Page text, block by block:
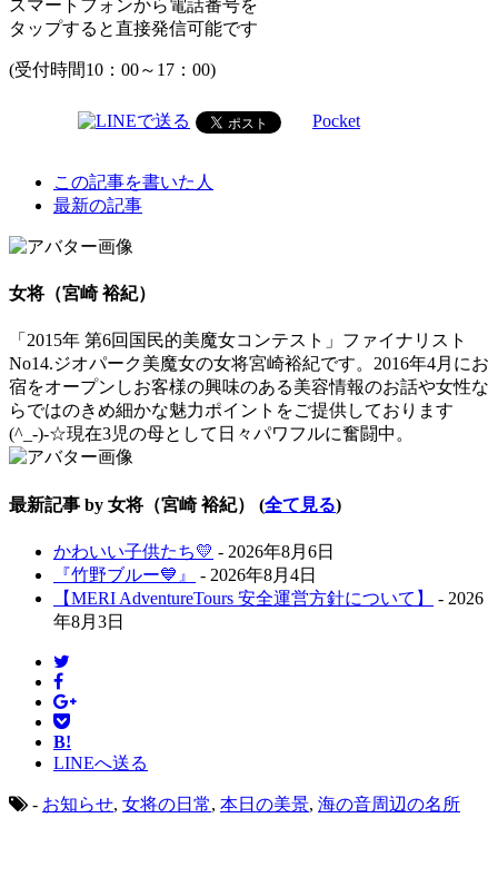
スマートフォンから電話番号を
タップすると直接発信可能です
(受付時間10：00～17：00)
Pocket
following
tabs
change
content
below.
この記事を書いた人
最新の記事
女将（宮崎 裕紀）
「2015年 第6回国民的美魔女コンテスト」ファイナリスト
No14.ジオパーク美魔女の女将宮崎裕紀です。2016年4月にお
宿をオープンしお客様の興味のある美容情報のお話や女性な
らではのきめ細かな魅力ポイントをご提供しております
(^_-)-☆現在3児の母として日々パワフルに奮闘中。
最新記事 by 女将（宮崎 裕紀） (全て見る)
かわいい子供たち💛 - 2026年8月6日
『竹野ブルー💙』
- 2026年8月4日
【MERI AdventureTours 安全運営方針について】
- 2026
年8月3日
B!
LINEへ送る
- お知らせ, 女将の日常, 本日の美景, 海の音周辺の名所